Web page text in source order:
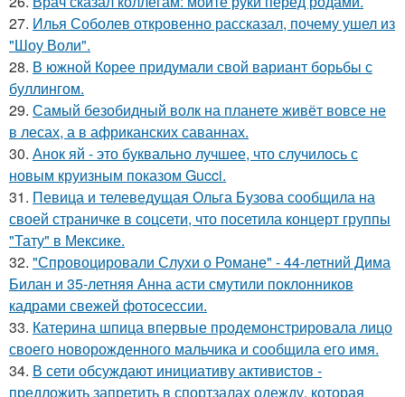
27. Илья Соболев откровенно рассказал, почему ушел из
"Шоу Воли".
28. В южной Корее придумали свой вариант борьбы с
буллингом.
29. Самый безобидный волк на планете живёт вовсе не
в лесах, а в африканских саваннах.
30. Анок яй - это буквально лучшее, что случилось с
новым круизным показом Gucci.
31. Певица и телеведущая Ольга Бузова сообщила на
своей страничке в соцсети, что посетила концерт группы
"Тату" в Мексике.
32. "Спровоцировали Слухи о Романе" - 44-летний Дима
Билан и 35-летняя Анна асти смутили поклонников
кадрами свежей фотосессии.
33. Катерина шпица впервые продемонстрировала лицо
своего новорожденного мальчика и сообщила его имя.
34. В сети обсуждают инициативу активистов -
предложить запретить в спортзалах одежду, которая